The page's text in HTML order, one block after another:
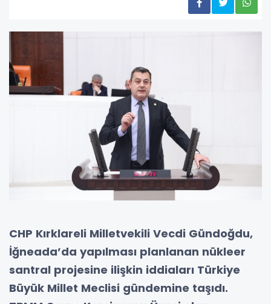
CHP Kırklareli Milletvekili Vecdi Gündoğdu,
İğneada’da yapılması planlanan nükleer
santral projesine ilişkin iddiaları Türkiye
Büyük Millet Meclisi gündemine taşıdı.